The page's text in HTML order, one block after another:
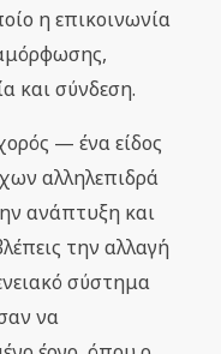
η επικοινωνία
και σύνδεση.
— ένα είδος
αλληλεπιδρά
ανάπτυξη και
την αλλαγή
σύστημα
να